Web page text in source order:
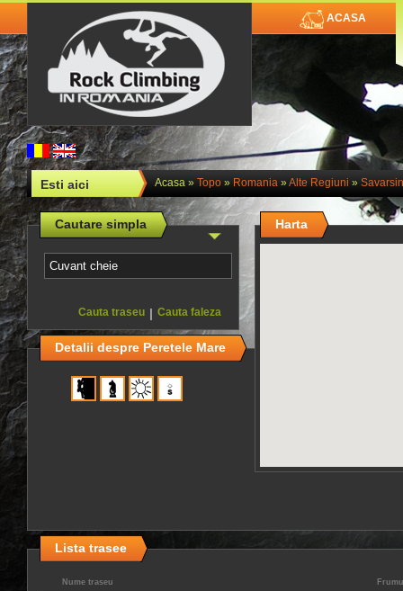
ACASA
Esti aici Acasa» Topo» Romania»Alte Regiuni »
Cautare simpla
Cauta faleza
|
Cauta traseu
Harta
Detalii despre Peretele Mare
Lista trasee
Nume traseu